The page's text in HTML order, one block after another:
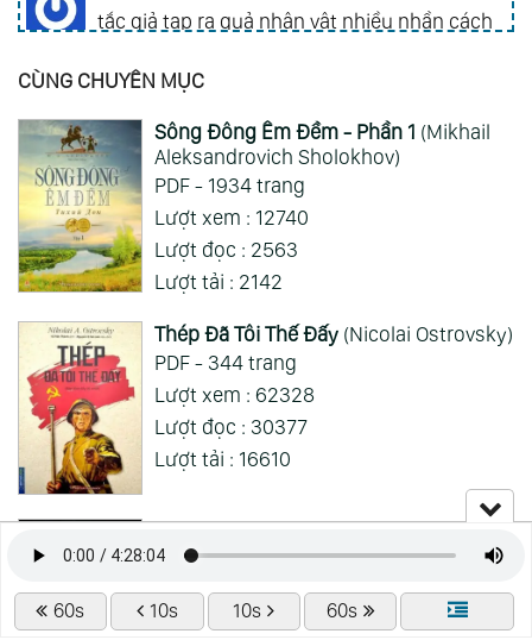
60s 10s 10s 60s
tắc giả tạp ra quả nhân vật nhiều nhần cách
Gia Đình Điệp Viên - Spy X Family
ai hỏi 123
Wed 05/08/2026
Mong 1 ngày shop ra 2 chap
Xem Thêm
CÙNG CHUYÊN MỤC
Sông Đông Êm Đềm - Phần 1 (Mikhail
Aleksandrovich Sholokhov)
PDF - 1934 trang
Lượt xem : 12740
Lượt đọc : 2563
Lượt tải : 2142
Thép Đã Tôi Thế Đấy(Nicolai Ostrovsky)
PDF - 344 trang
Lượt xem : 62328
Lượt đọc : 30377
Lượt tải : 16610
PDF - 227 trang
Lượt xem : 39032
Lượt đọc : 9075